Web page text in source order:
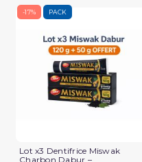
-17% PACK
Lot x3 Dentifrice Miswak
Charbon Dabur –